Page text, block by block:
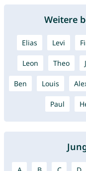
Weitere
Elias Levi
Leon Theo
Ben Louis
Paul